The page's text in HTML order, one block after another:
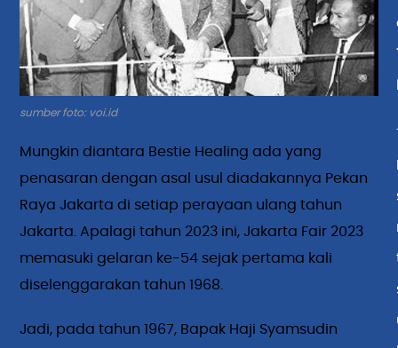
sumber foto: voi.id
Mungkin diantara Bestie Healing ada yang
penasaran dengan asal usul diadakannya Pekan
Raya Jakarta di setiap perayaan ulang tahun
Jakarta. Apalagi tahun 2023 ini, Jakarta Fair 2023
memasuki gelaran ke-54 sejak pertama kali
diselenggarakan tahun 1968.
Jadi, pada tahun 1967, Bapak Haji Syamsudin